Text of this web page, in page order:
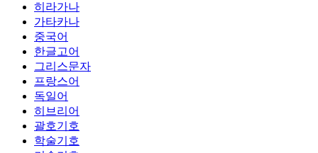
히라가나
가타카나
중국어
한글고어
그리스문자
프랑스어
독일어
히브리어
괄호기호
학술기호